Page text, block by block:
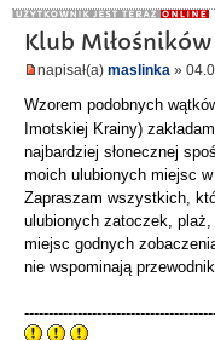
Klub
napisał(a) maslinka »
Wzorem podobnych
Imotskiej Krainy) zakładam
najbardziej słonecznej
moich ulubionych miejsc w
Zapraszam wszystkich,
ulubionych zatoczek,
miejsc godnych
nie wspominają